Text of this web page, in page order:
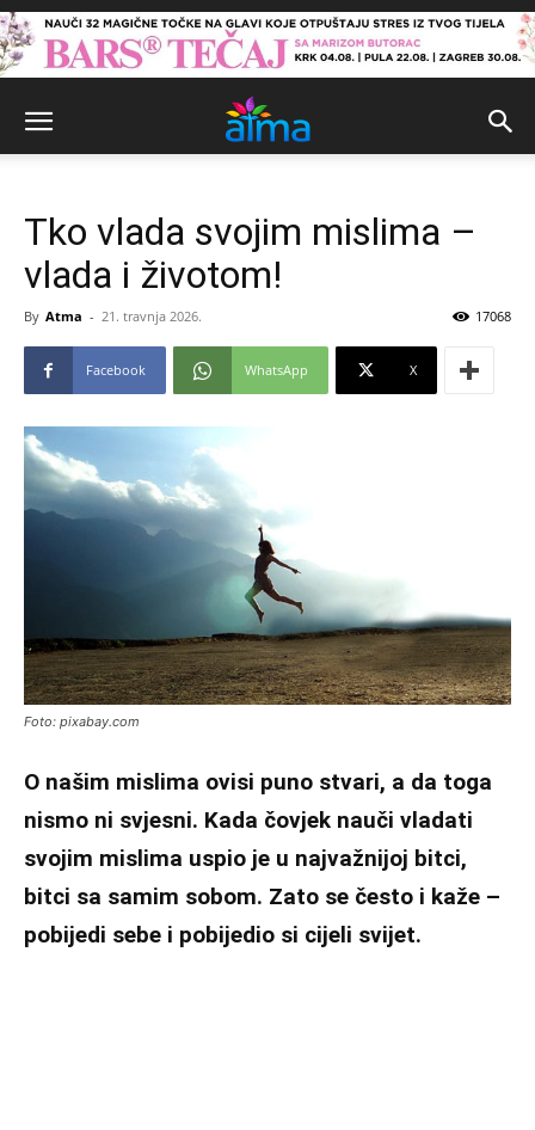
Tko vlada svojim mislima –
vlada i životom!
By Atma - 21. travnja 2026. 17068
Facebook WhatsApp X
Foto: pixabay.com
O našim mislima ovisi puno stvari, a da toga
nismo ni svjesni. Kada čovjek nauči vladati
svojim mislima uspio je u najvažnijoj bitci,
bitci sa samim sobom. Zato se često i kaže –
pobijedi sebe i pobijedio si cijeli svijet.